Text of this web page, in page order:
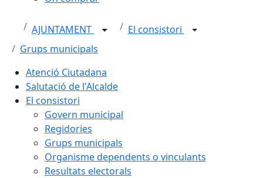
AJUNTAMENT
El consistori
Grups municipals
Atenció Ciutadana
Salutació de l'Alcalde
El consistori
Govern municipal
Regidories
Grups municipals
Organisme dependents o vinculants
Resultats electorals